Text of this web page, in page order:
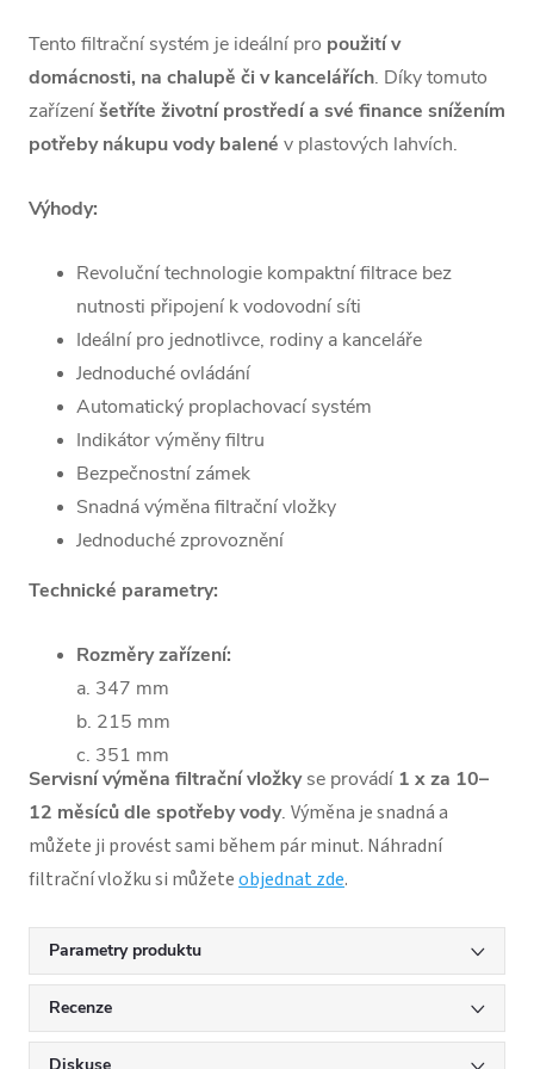
Tento filtrační systém je ideální pro použití v
domácnosti, na chalupě či v kancelářích. Díky tomuto
zařízeníšetříte životní prostředí a své finance snížením
potřeby nákupu vody balené v plastových lahvích.
Výhody:
Revoluční technologie kompaktní filtrace bez
nutnosti připojení k vodovodní síti
Ideální pro jednotlivce, rodiny a kanceláře
Jednoduché ovládání
Automatický proplachovací systém
Indikátor výměny filtru
Bezpečnostní zámek
Snadná výměna filtrační vložky
Jednoduché zprovoznění
Technické parametry:
Rozměry zařízení:
a. 347 mm
b. 215 mm
c. 351 mm
d. 210 mm
Výkon:
2100W（+5/-10%）
Napětí:220/240V |
50/60Hz
Průtok filtrované
vody:0,2 l/min
vody:
Servisní výměna filtrační vložkyse provádí 1 x za 10–
12 měsíců dle spotřeby vody. Výměna je snadná a
můžete ji provést sami během pár minut. Náhradní
filtrační vložku si můžeteobjednat zde.
Parametry produktu
Recenze